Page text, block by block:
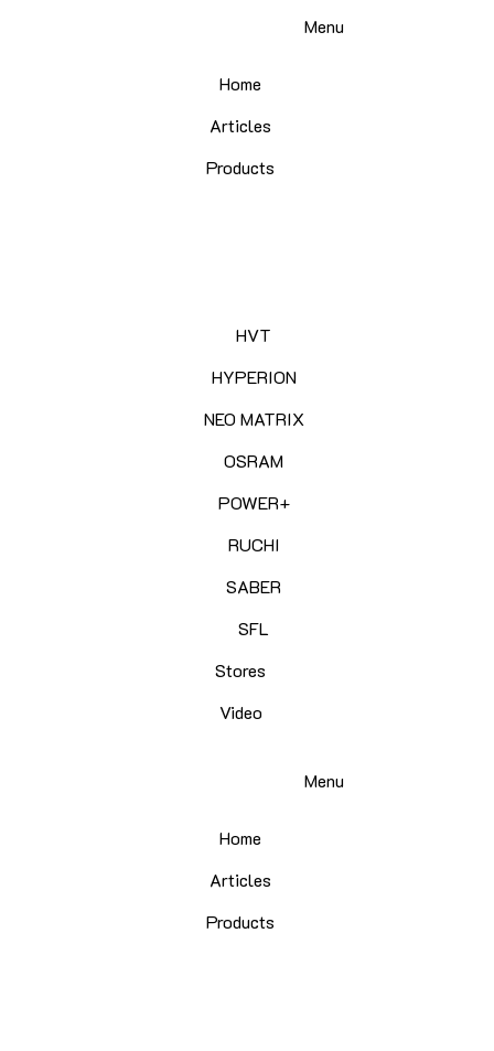
Home
Articles
Products
HVT
HYPERION
NEO MATRIX
OSRAM
POWER+
RUCHI
SABER
SFL
Stores
Video
Menu
Home
Articles
Products
Menu